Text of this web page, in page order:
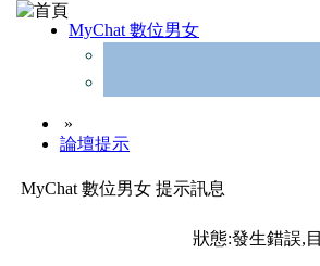
MyChat 數位男女
»
論壇提示
MyChat 數位男女 提示訊息
狀態:發生錯誤,